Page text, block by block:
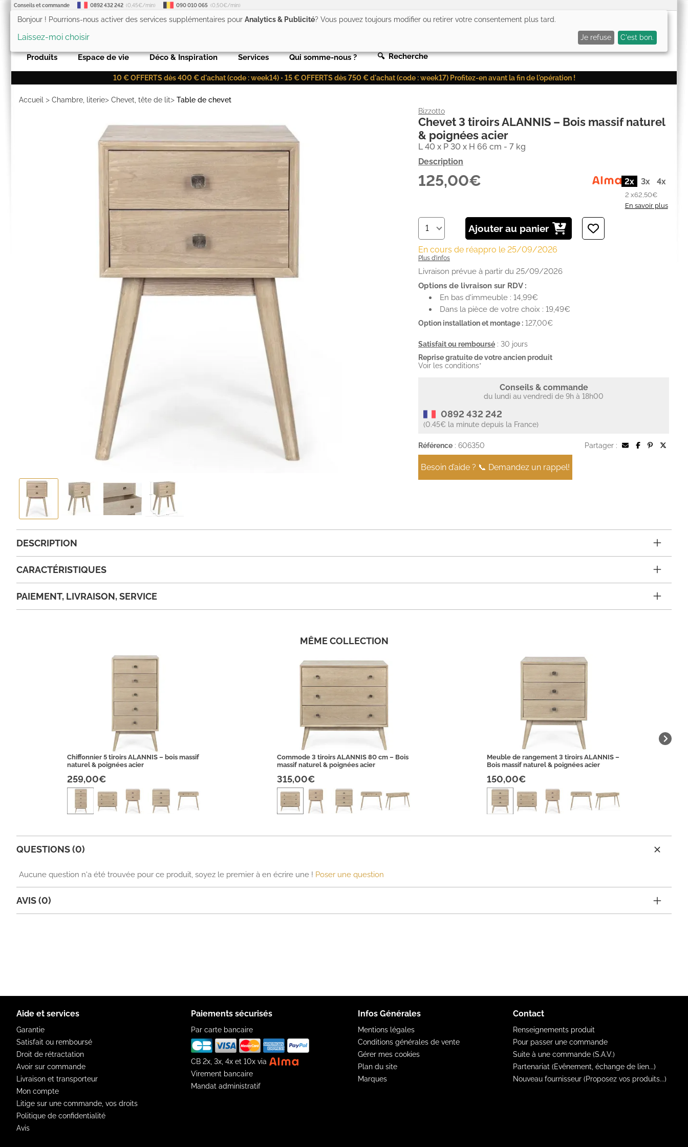
Conseils et commande 0892 432 242 (0,45€/min) 090 010 065 (0,50€/min)
0) Mon panier (0
Produits Espace de vie Déco & Inspiration Services Qui somme-nous ? 🔍 Recherche
10 € OFFERTS dès 400 € d'achat (code : week14) • 15 € OFFERTS dès 750 € d'achat (code : week17) Profitez-en avant la fin de l'opération !
Accueil > Chambre, literie> Chevet, tête de lit> Table de chevet
Bizzotto
Chevet 3 tiroirs ALANNIS – Bois massif naturel
& poignées acier
L 40 x P 30 x H 66 cm - 7 kg
Description
125,00€ 2x 3x 4x
2 x62,50€
En savoir plus
Ajouter au panier
En cours de réappro le 25/09/2026
Plus d'infos
Livraison prévue à partir du 25/09/2026
Options de livraison sur RDV :
En bas d'immeuble : 14,99€
Dans la pièce de votre choix : 19,49€
Option installation et montage : 127,00€
Satisfait ou remboursé : 30 jours
Reprise gratuite de votre ancien produit
Voir les conditions*
Conseils & commande
du lundi au vendredi de 9h à 18h00
0892 432 242
(0.45€ la minute depuis la France)
Référence : 606350 Partager :
Besoin d’aide ? 📞 Demandez un rappel!
DESCRIPTION
CARACTÉRISTIQUES
PAIEMENT, LIVRAISON, SERVICE
MÊME COLLECTION
Chiffonnier 5 tiroirs ALANNIS – bois massif
naturel & poignées acier
259,00€
Commode 3 tiroirs ALANNIS 80 cm – Bois
massif naturel & poignées acier
315,00€
Meuble de rangement 3 tiroirs ALANNIS –
Bois massif naturel & poignées acier
150,00€
QUESTIONS (0)
Aucune question n'a été trouvée pour ce produit, soyez le premier à en écrire une ! Poser une question
AVIS (0)
Aide et services
Garantie
Satisfait ou remboursé
Droit de rétractation
Avoir sur commande
Livraison et transporteur
Mon compte
Litige sur une commande, vos droits
Politique de confidentialité
Avis
Paiements sécurisés
Par carte bancaire
CB 2x, 3x, 4x et 10x via
Virement bancaire
Mandat administratif
Infos Générales
Mentions légales
Conditions générales de vente
Gérer mes cookies
Plan du site
Marques
Contact
Renseignements produit
Pour passer une commande
Suite à une commande (S.A.V.)
Partenariat (Evênement, échange de lien...)
Nouveau fournisseur (Proposez vos produits...)
Bonjour ! Pourrions-nous activer des services supplémentaires pour Analytics & Publicité? Vous pouvez toujours modifier ou retirer votre consentement plus tard.
Laissez-moi choisir Je refuse C'est bon.